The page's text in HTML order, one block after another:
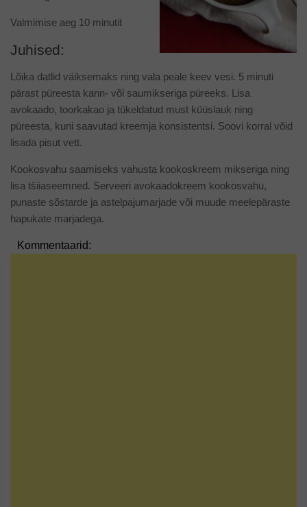
Valmimise aeg 10 minutit
Juhised:
Lõika datlid väiksemaks ning vala peale keev vesi. 5 minuti
pärast püreesta kann- või saumikseriga püreeks. Lisa
avokaado, toorkakao ja tükeldatud must küüslauk ning
püreesta, kuni saavutad kreemja konsistentsi. Soovi korral võid
lisada pisut vett.
Kookosvahu saamiseks vahusta kookoskreem mikseriga ning
lisa tšiiaseemned. Serveeri avokaadokreem kookosvahu,
punaste sõstarde ja astelpajumarjade või muude meelepäraste
hapukate marjadega.
Kommentaarid: